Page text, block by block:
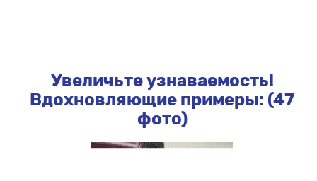
Увеличьте узнаваемость!
Вдохновляющие примеры: (47
фото)